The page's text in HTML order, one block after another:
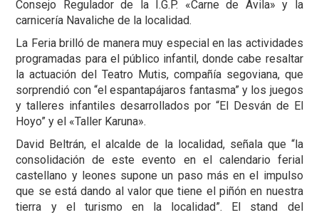
Consejo Regulador de la I.G.P. «Carne de Ávila» y la
carnicería Navaliche de la localidad.
La Feria brilló de manera muy especial en las actividades
programadas para el público infantil, donde cabe resaltar
la actuación del Teatro Mutis, compañía segoviana, que
sorprendió con “el espantapájaros fantasma” y los juegos
y talleres infantiles desarrollados por “El Desván de El
Hoyo” y el «Taller Karuna».
David Beltrán, el alcalde de la localidad, señala que “la
consolidación de este evento en el calendario ferial
castellano y leones supone un paso más en el impulso
que se está dando al valor que tiene el piñón en nuestra
tierra y el turismo en la localidad”. El stand del